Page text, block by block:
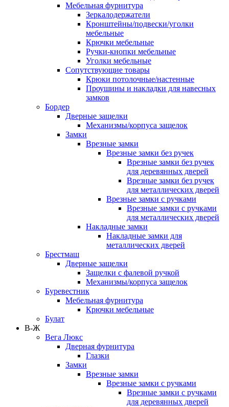
Мебельная фурнитура
Зеркалодержатели
Кронштейны/подвески/уголки
мебельные
Крючки мебельные
Ручки-кнопки мебельные
Уголки мебельные
Сопутствующие товары
Крюки потолочные/настенные
Проушины и накладки для навесных
замков
Бордер
Дверные защелки
Механизмы/корпуса защелок
Замки
Врезные замки
Врезные замки без ручек
Врезные замки без ручек
для деревянных дверей
Врезные замки без ручек
для металлических дверей
Врезные замки с ручками
Врезные замки с ручками
для металлических дверей
Накладные замки
Накладные замки для
металлических дверей
Брестмаш
Дверные защелки
Защелки с фалевой ручкой
Механизмы/корпуса защелок
Буревестник
Мебельная фурнитура
Крючки мебельные
Булат
В-Ж
Вега Люкс
Дверная фурнитура
Глазки
Замки
Врезные замки
Врезные замки с ручками
Врезные замки с ручками
для деревянных дверей